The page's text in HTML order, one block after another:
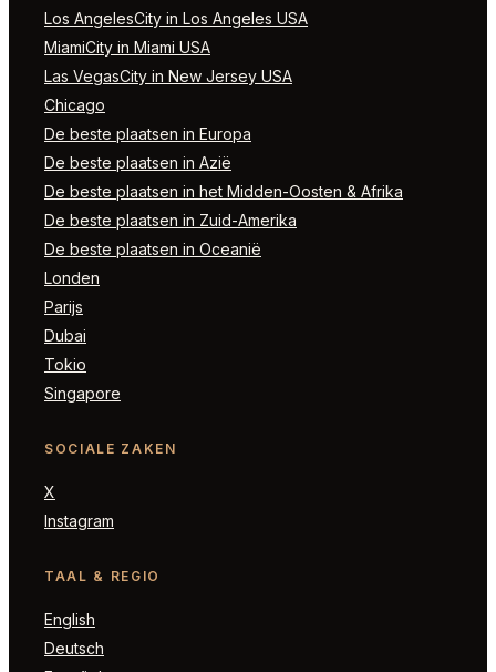
Los AngelesCity in Los Angeles USA
MiamiCity in Miami USA
Las VegasCity in New Jersey USA
Chicago
De beste plaatsen in Europa
De beste plaatsen in Azië
De beste plaatsen in het Midden-Oosten & Afrika
De beste plaatsen in Zuid-Amerika
De beste plaatsen in Oceanië
Londen
Parijs
Dubai
Tokio
Singapore
SOCIALE ZAKEN
X
Instagram
TAAL & REGIO
English
Deutsch